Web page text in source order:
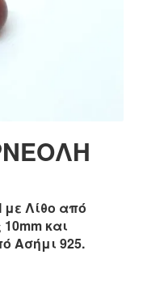
Λίθο από
και
Ασήμι 925.